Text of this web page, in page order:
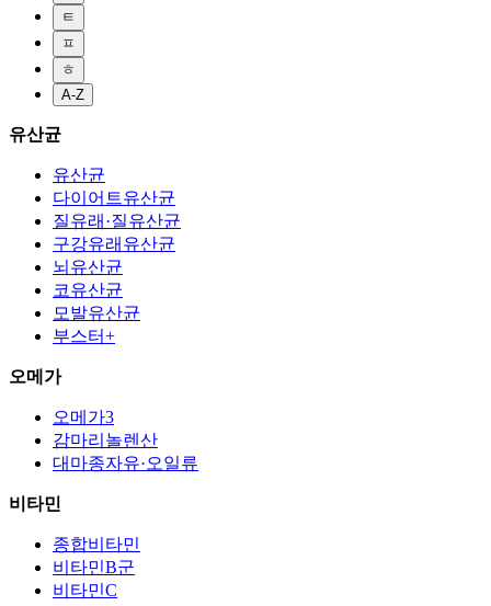
ㅌ
ㅍ
ㅎ
A-Z
유산균
유산균
다이어트유산균
질유래·질유산균
구강유래유산균
뇌유산균
코유산균
모발유산균
부스터+
오메가
오메가3
감마리놀렌산
대마종자유·오일류
비타민
종합비타민
비타민B군
비타민C